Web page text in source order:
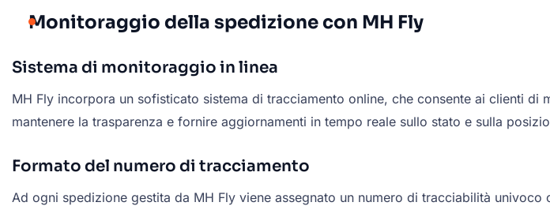
Monitoraggio della spedizione con MH Fly
Sistema di monitoraggio in linea
MH Fly incorpora un sofisticato sistema di tracciamento online, che consente ai clienti
mantenere la trasparenza e fornire aggiornamenti in tempo reale sullo stato e sulla
Formato del numero di tracciamento
Ad ogni spedizione gestita da MH Fly viene assegnato un numero di tracciabilità